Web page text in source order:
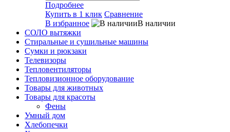
Подробнее
Купить в 1 клик Сравнение
В избранное
В наличии
СОЛО вытяжки
Стиральные и сушильные машины
Сумки и рюкзаки
Телевизоры
Тепловентиляторы
Тепловизионное оборудование
Товары для животных
Товары для красоты
Фены
Умный дом
Хлебопечки